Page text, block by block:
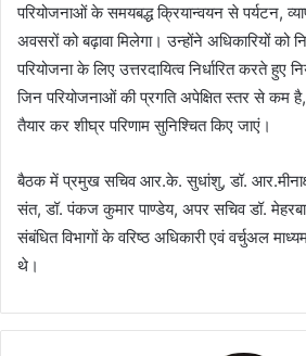
परियोजनाओं के समयबद्ध क्रियान्वयन से पर्यटन,
अवसरों को बढ़ावा मिलेगा। उन्होंने अधिकारियों को
परियोजना के लिए उत्तरदायित्व निर्धारित करते हुए
जिन परियोजनाओं की प्रगति अपेक्षित स्तर से कम
तैयार कर शीघ्र परिणाम सुनिश्चित किए जाएं।
बैठक में प्रमुख सचिव आर.के. सुधांशु, डॉ.
संत, डॉ. पंकज कुमार पाण्डेय, अपर सचिव डॉ.
संबंधित विभागों के वरिष्ठ अधिकारी एवं वर्चुअल
थे।